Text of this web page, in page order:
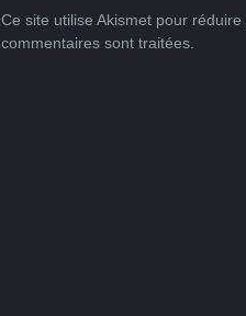
Ce site utilise Akismet pour
commentaires sont traitées.